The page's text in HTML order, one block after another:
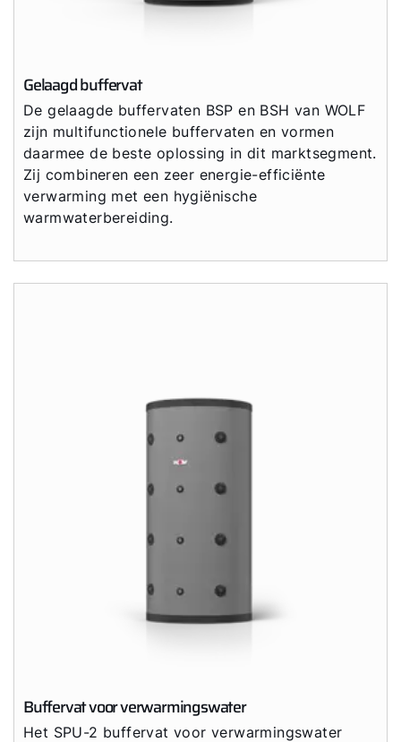
Gelaagd buffervat
De gelaagde buffervaten BSP en BSH van WOLF
zijn multifunctionele buffervaten en vormen
daarmee de beste oplossing in dit marktsegment.
Zij combineren een zeer energie-efficiënte
verwarming met een hygiënische
warmwaterbereiding.
Buffervat voor verwarmingswater
Het SPU-2 buffervat voor verwarmingswater